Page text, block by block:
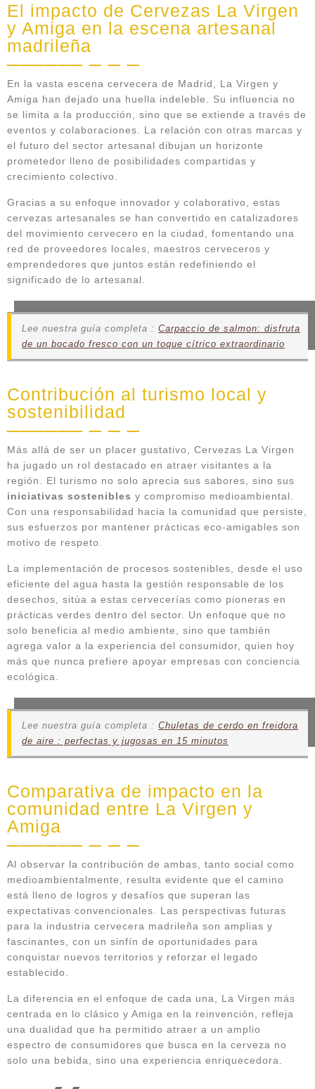
El impacto de Cervezas La Virgen
y Amiga en la escena artesanal
madrileña
En la vasta escena cervecera de Madrid, La Virgen y
Amiga han dejado una huella indeleble. Su influencia no
se limita a la producción, sino que se extiende a través de
eventos y colaboraciones. La relación con otras marcas y
el futuro del sector artesanal dibujan un horizonte
prometedor lleno de posibilidades compartidas y
crecimiento colectivo.
Gracias a su enfoque innovador y colaborativo, estas
cervezas artesanales se han convertido en catalizadores
del movimiento cervecero en la ciudad, fomentando una
red de proveedores locales, maestros cerveceros y
emprendedores que juntos están redefiniendo el
significado de lo artesanal.
Lee nuestra guía completa : Carpaccio de salmon: disfruta
de un bocado fresco con un toque cítrico extraordinario
Contribución al turismo local y
sostenibilidad
Más allá de ser un placer gustativo, Cervezas La Virgen
ha jugado un rol destacado en atraer visitantes a la
región. El turismo no solo aprecia sus sabores, sino sus
iniciativas sostenibles y compromiso medioambiental.
Con una responsabilidad hacia la comunidad que persiste,
sus esfuerzos por mantener prácticas eco-amigables son
motivo de respeto.
La implementación de procesos sostenibles, desde el uso
eficiente del agua hasta la gestión responsable de los
desechos, sitúa a estas cervecerías como pioneras en
prácticas verdes dentro del sector. Un enfoque que no
solo beneficia al medio ambiente, sino que también
agrega valor a la experiencia del consumidor, quien hoy
más que nunca prefiere apoyar empresas con conciencia
ecológica.
Lee nuestra guía completa : Chuletas de cerdo en freidora
de aire : perfectas y jugosas en 15 minutos
Comparativa de impacto en la
comunidad entre La Virgen y
Amiga
Al observar la contribución de ambas, tanto social como
medioambientalmente, resulta evidente que el camino
está lleno de logros y desafíos que superan las
expectativas convencionales. Las perspectivas futuras
para la industria cervecera madrileña son amplias y
fascinantes, con un sinfín de oportunidades para
conquistar nuevos territorios y reforzar el legado
establecido.
La diferencia en el enfoque de cada una, La Virgen más
centrada en lo clásico y Amiga en la reinvención, refleja
una dualidad que ha permitido atraer a un amplio
espectro de consumidores que busca en la cerveza no
solo una bebida, sino una experiencia enriquecedora.